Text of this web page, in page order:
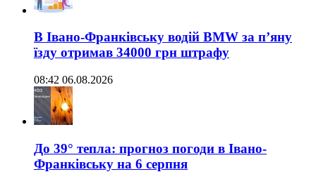
В Івано-Франківську водій BMW за п’яну
їзду отримав 34000 грн штрафу
08:42 06.08.2026
До 39° тепла: прогноз погоди в Івано-
Франківську на 6 серпня